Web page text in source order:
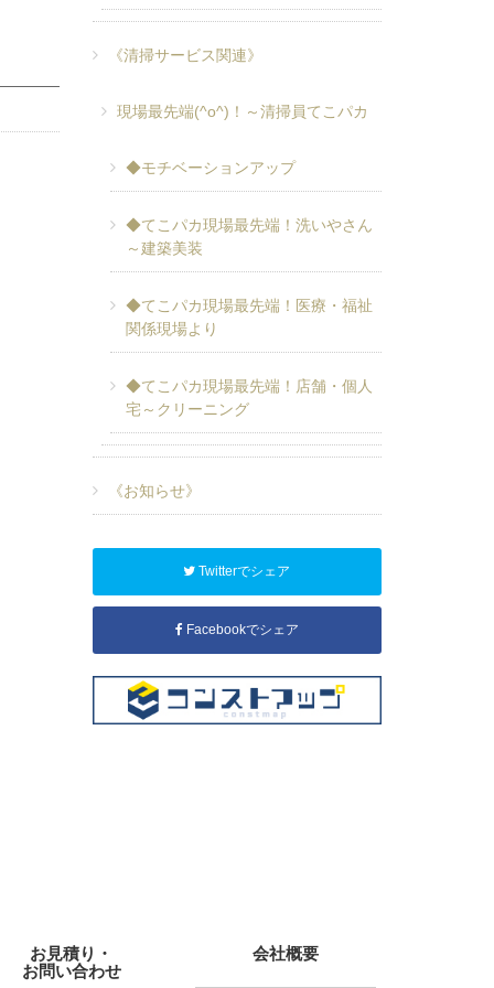
《清掃サービス関連》
現場最先端(^o^)！～清掃員てこパカ
◆モチベーションアップ
◆てこパカ現場最先端！洗いやさん
～建築美装
◆てこパカ現場最先端！医療・福祉
関係現場より
◆てこパカ現場最先端！店舗・個人
宅～クリーニング
《お知らせ》
Twitterでシェア
Facebookでシェア
お見積り・
お問い合わせ
会社概要